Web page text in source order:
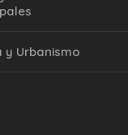
Urbanismo